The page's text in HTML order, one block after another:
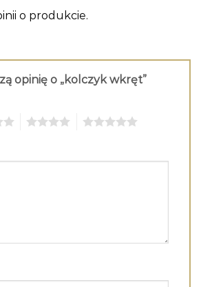
o produkcie.
opinię o „kolczyk wkręt”